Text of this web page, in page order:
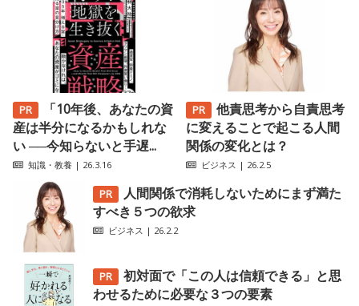
「10年後、あなたの資
産は半分になるかもしれな
い ──今知らないと手遅...
知識・教養 | 26.3.16
他責思考から自責思考
に変えることで起こる人間
関係の変化とは？
ビジネス | 26.2.5
人間関係で消耗しないためにまず満た
すべき５つの欲求
ビジネス | 26.2.2
初対面で「この人は信頼できる」と思
わせるために必要な３つの要素